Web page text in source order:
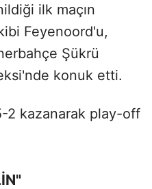
ilk maçın
Feyenoord'u,
Şükrü
konuk etti.
2 kazanarak play-off